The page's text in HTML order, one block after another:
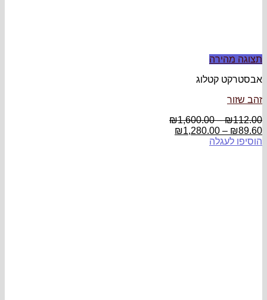
תצוגה מהירה
אבסטרקט קטלוג
זהב שזור
₪112.00
–
₪1,600.00
₪89.60
–
₪1,280.00
הוסיפו לעגלה